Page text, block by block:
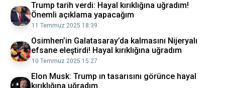
Trump tarih verdi: Hayal kırıklığına uğradım!
Önemli açıklama yapacağım
11 Temmuz 2025 18:39
Osimhen’in Galatasaray’da kalmasını Nijeryalı
efsane eleştirdi! Hayal kırıklığına uğradım
10 Temmuz 2025 15:27
Elon Musk: Trump ın tasarısını görünce hayal
kırıklığına uğradım